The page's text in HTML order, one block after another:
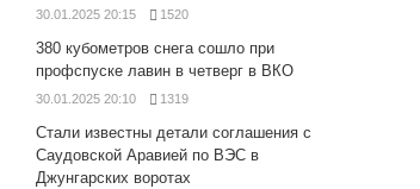
30.01.2025 20:15 1520
380 кубометров снега сошло при
профспуске лавин в четверг в ВКО
30.01.2025 20:10 1319
Стали известны детали соглашения с
Саудовской Аравией по ВЭС в
Джунгарских воротах